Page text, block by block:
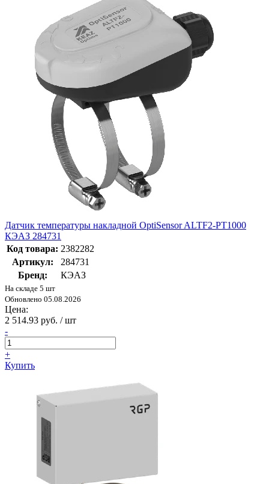
Датчик температуры накладной OptiSensor ALTF2-PT1000
КЭАЗ 284731
Код товара: 2382282
Артикул:
284731
Бренд:
КЭАЗ
На складе 5 шт
Обновлено 05.08.2026
Цена:
2 514.93 руб. / шт
-
+
Купить